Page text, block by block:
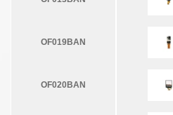
OF019BAN
OF020BAN